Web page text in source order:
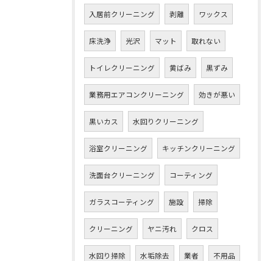
入居前クリーニング 剥離 ワックス
床洗浄 光沢 マット 取れない
トイレクリーニング 黄ばみ 黒ずみ
業務用エアコンクリーニング 効きが悪い
黒いカス 水回りクリーニング
浴室クリーニング キッチンクリーニング
洗面台クリーニング コーティング
ガラスコーティング 施設 掃除
クリーニング ヤニ汚れ クロス
水回り掃除 水垢除去 業者 不用品